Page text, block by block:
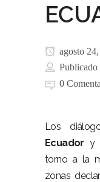
agosto
Publicado
0
Los
Ecuador y
torno a la
zonas